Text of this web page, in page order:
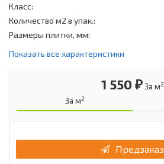
Класс:
Количество м2 в упак.:
Размеры плитки, мм:
Показать все характеристики
1 550 ₽За м2
За м2
Предзаказ